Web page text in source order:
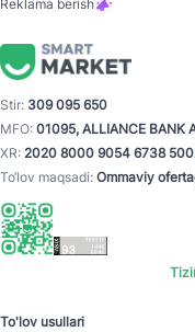
Reklama berish
Stir: 309 095 650
MFO: 01095, ALLIANCE BANK
XR: 2020 8000 9054 6738
To‘lov maqsadi: Ommaviy
To'lov usullari